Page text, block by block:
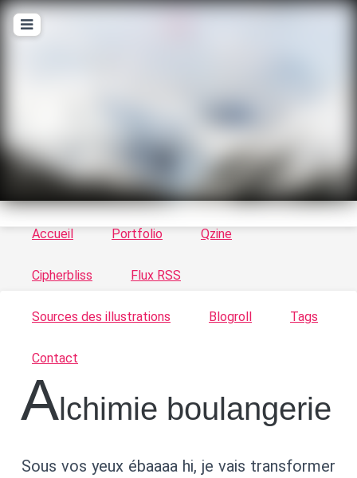
Le vortex à chats - Illustrations, trucs en tout
genre par Tykayn
Accueil Portfolio Qzine
Cipherbliss Flux RSS
Sources des illustrations Blogroll Tags
Contact
Alchimie boulangerie
Sous vos yeux ébaaaa hi, je vais transformer